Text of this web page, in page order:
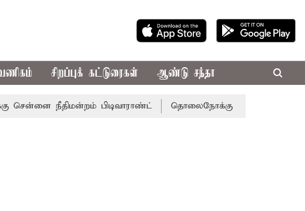
சிறப்புக் கட்டுரைகள் ஆண்டு சந்தா
பிடிவாராண்ட் தொலைநோக்கு பார்வையுடன் கூடிய